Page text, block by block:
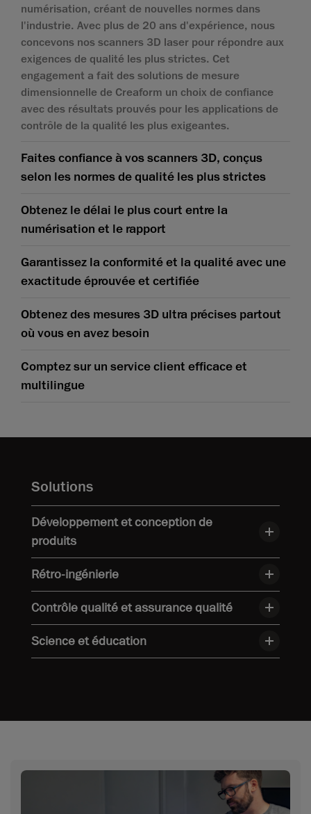
numérisation, créant de nouvelles normes dans
l'industrie. Avec plus de 20 ans d'expérience, nous
concevons nos scanners 3D laser pour répondre aux
exigences de qualité les plus strictes. Cet
engagement a fait des solutions de mesure
dimensionnelle de Creaform un choix de confiance
avec des résultats prouvés pour les applications de
contrôle de la qualité les plus exigeantes.
Faites confiance à vos scanners 3D, conçus
selon les normes de qualité les plus strictes
Obtenez le délai le plus court entre la
numérisation et le rapport
Garantissez la conformité et la qualité avec une
exactitude éprouvée et certifiée
Obtenez des mesures 3D ultra précises partout
où vous en avez besoin
Comptez sur un service client efficace et
multilingue
Solutions
Développement et conception de
produits
Rétro-ingénierie
Contrôle qualité et assurance qualité
Science et éducation